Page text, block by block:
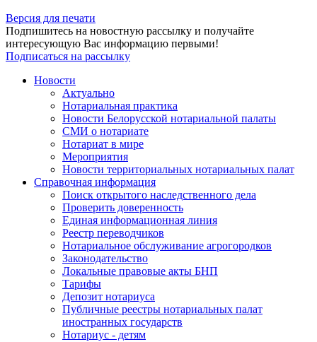
Версия для печати
Подпишитесь на новостную рассылку и получайте
интересующую Вас информацию первыми!
Подписаться на рассылку
Новости
Актуально
Нотариальная практика
Новости Белорусской нотариальной палаты
СМИ о нотариате
Нотариат в мире
Мероприятия
Новости территориальных нотариальных палат
Справочная информация
Поиск открытого наследственного дела
Проверить доверенность
Единая информационная линия
Реестр переводчиков
Нотариальное обслуживание агрогородков
Законодательство
Локальные правовые акты БНП
Тарифы
Депозит нотариуса
Публичные реестры нотариальных палат
иностранных государств
Нотариус - детям